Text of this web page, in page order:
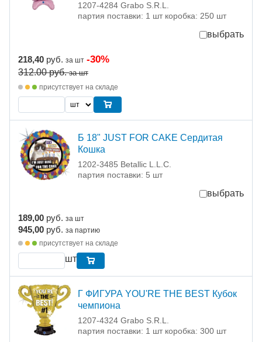
1207-4284 Grabo S.R.L.
партия поставки: 1 шт коробка: 250 шт
выбрать
218,40 руб. за шт -30%
312.00руб. за шт
присутствует на складе
Б 18" JUST FOR CAKE Сердитая
Кошка
1202-3485 Betallic L.L.C.
партия поставки: 5 шт
выбрать
189,00 руб. за шт
945,00 руб. за партию
присутствует на складе
шт
Г ФИГУРА YOU'RE THE BEST Кубок
чемпиона
1207-4324 Grabo S.R.L.
партия поставки: 1 шт коробка: 300 шт